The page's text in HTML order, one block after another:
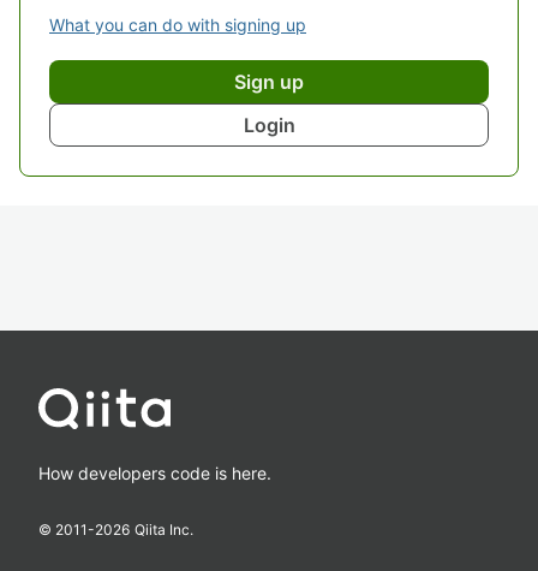
What you can do with signing up
Sign up
Login
How developers code is here.
© 2011-2026 Qiita Inc.